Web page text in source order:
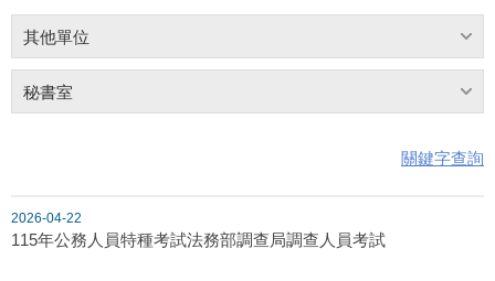
其他單位
秘書室
關鍵字查詢
2026-04-22
115年公務人員特種考試法務部調查局調查人員考試